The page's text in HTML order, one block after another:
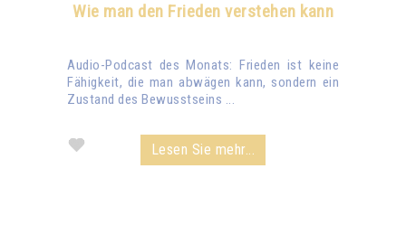
Wie man den Frieden verstehen kann
Audio-Podcast des Monats: Frieden ist keine
Fähigkeit, die man abwägen kann, sondern ein
Zustand des Bewusstseins ...
Lesen Sie mehr...